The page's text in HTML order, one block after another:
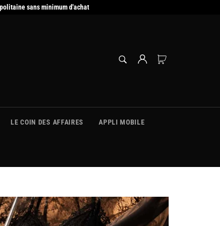
sans minimum d'achat
RECHERCHE
LE COIN DES AFFAIRES APPLI MOBILE